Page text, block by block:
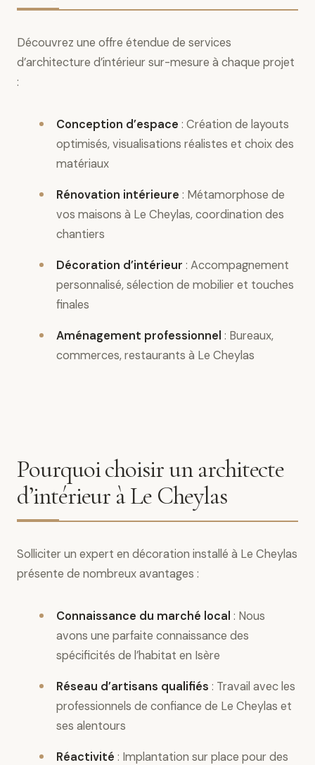
Découvrez une offre étendue de services
d’architecture d’intérieur sur-mesure à chaque projet
:
Conception d’espace : Création de layouts
optimisés, visualisations réalistes et choix des
matériaux
Rénovation intérieure : Métamorphose de
vos maisons à Le Cheylas, coordination des
chantiers
Décoration d’intérieur : Accompagnement
personnalisé, sélection de mobilier et touches
finales
Aménagement professionnel : Bureaux,
commerces, restaurants à Le Cheylas
Pourquoi choisir un architecte
d’intérieur à Le Cheylas
Solliciter un expert en décoration installé à Le Cheylas
présente de nombreux avantages :
Connaissance du marché local : Nous
avons une parfaite connaissance des
spécificités de l’habitat en Isère
Réseau d’artisans qualifiés : Travail avec les
professionnels de confiance de Le Cheylas et
ses alentours
Réactivité : Implantation sur place pour des